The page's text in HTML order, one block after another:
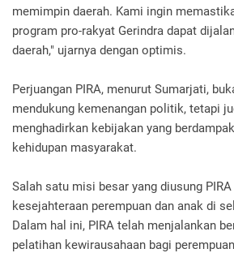
memimpin daerah. Kami ingin
program pro-rakyat Gerindra dapat
daerah," ujarnya dengan optimis.
Perjuangan PIRA, menurut Sumarjati,
mendukung kemenangan politik, tetapi
menghadirkan kebijakan yang
kehidupan masyarakat.
Salah satu misi besar yang diusung
kesejahteraan perempuan dan anak di
Dalam hal ini, PIRA telah menjalankan
pelatihan kewirausahaan bagi